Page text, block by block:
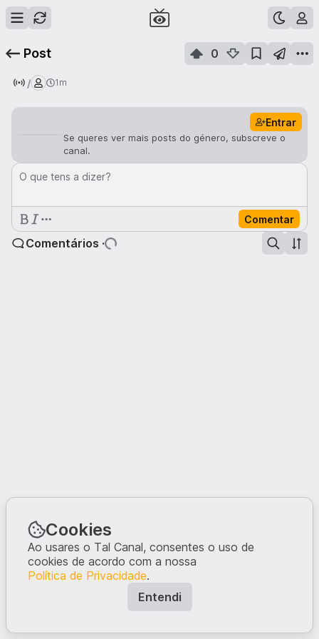
Post 0
/ 1m
Entrar
Se queres ver mais posts do género, subscreve o
canal.
O que tens a dizer?
Comentar
Comentários ·
Cookies
Ao usares o Tal Canal, consentes o uso de
cookies de acordo com a nossa
Política de Privacidade.
Entendi